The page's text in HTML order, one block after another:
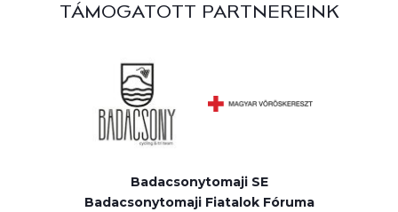
TÁMOGATOTT PARTNEREINK
Badacsonytomaji SE
Badacsonytomaji Fiatalok Fóruma